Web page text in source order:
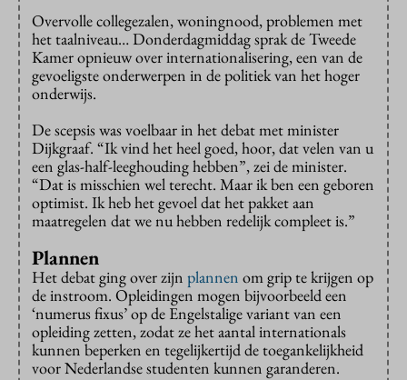
Overvolle collegezalen, woningnood, problemen met
het taalniveau… Donderdagmiddag sprak de Tweede
Kamer opnieuw over internationalisering, een van de
gevoeligste onderwerpen in de politiek van het hoger
onderwijs.
De scepsis was voelbaar in het debat met minister
Dijkgraaf. “Ik vind het heel goed, hoor, dat velen van u
een glas-half-leeghouding hebben”, zei de minister.
“Dat is misschien wel terecht. Maar ik ben een geboren
optimist. Ik heb het gevoel dat het pakket aan
maatregelen dat we nu hebben redelijk compleet is.”
Plannen
Het debat ging over zijn plannen om grip te krijgen op
de instroom. Opleidingen mogen bijvoorbeeld een
‘numerus fixus’ op de Engelstalige variant van een
opleiding zetten, zodat ze het aantal internationals
kunnen beperken en tegelijkertijd de toegankelijkheid
voor Nederlandse studenten kunnen garanderen.